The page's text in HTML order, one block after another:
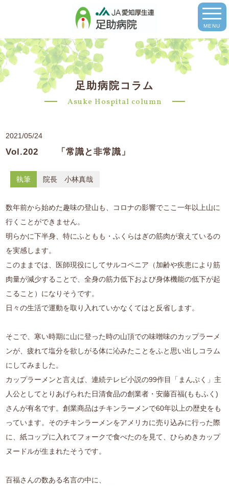
MENU
足助病院コラム
Asuke Hospital column
2021/05/24
Vol.202 「常識と非常識」
執筆 院長 小林真哉
数年前から始めた趣味の登山も、コロナの影響でここ一年以上山に
行くことができません。
明らかに下半身、特にふともも・ふくらはぎの筋肉が衰えているの
を実感します。
このままでは、医師現役にしてサルコペニア（加齢や疾患により筋
肉量が減少することで、全身の筋力低下および身体機能の低下が起
こること）になりそうです。
日々の生活で運動を取り入れていかなくてはと反省します。
そこで、寒い時期に山に登った時の山頂での味噌味のカップラーメ
ンが、疲れて塩分を欲しがる体に沁みたことをふと思い出しコラム
にしてみました。
カップラーメンと言えば、連続テレビ小説の99作目「まんぷく」主
人公としてとりあげられた日清食品の創業者・安藤百福(ももふく)
さんが有名です。創業商品はチキンラーメンで60年以上の歴史をも
っています。そのチキンラーメンをアメリカに売り込みに行った際
に、紙コップに入れてフォークで食べたのを見て、ひらめきカップ
ヌードルが生まれたそうです。
百福さんの数ある名言の中に、